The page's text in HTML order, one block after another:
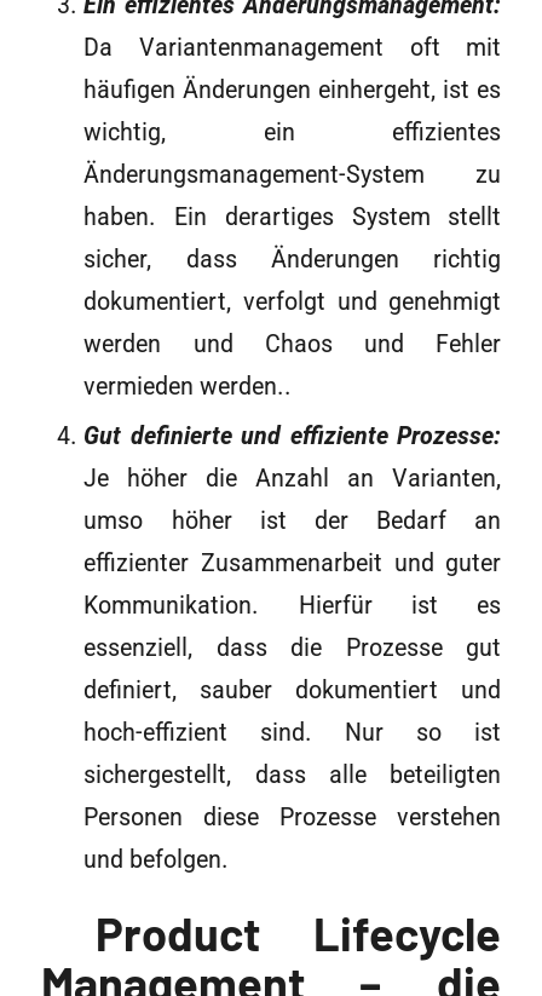
Da Variantenmanagement oft mit
häufigen Änderungen einhergeht, ist es
wichtig, ein effizientes
Änderungsmanagement-System zu
haben. Ein derartiges System stellt
sicher, dass Änderungen richtig
dokumentiert, verfolgt und genehmigt
werden und Chaos und Fehler
vermieden werden..
Gut definierte und effiziente Prozesse:
Je höher die Anzahl an Varianten,
umso höher ist der Bedarf an
effizienter Zusammenarbeit und guter
Kommunikation. Hierfür ist es
essenziell, dass die Prozesse gut
definiert, sauber dokumentiert und
hoch-effizient sind. Nur so ist
sichergestellt, dass alle beteiligten
Personen diese Prozesse verstehen
und befolgen.
Product Lifecycle
Management – die